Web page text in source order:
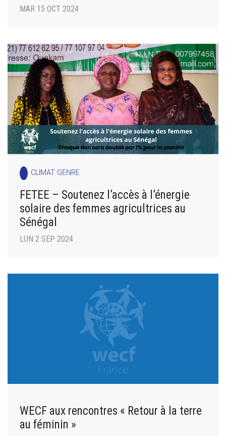
MAR 15 OCT 2024
CLIMAT GENRE
FETEE – Soutenez l’accès à l’énergie
solaire des femmes agricultrices au
Sénégal
LUN 2 SEP 2024
WECF aux rencontres « Retour à la terre
au féminin »